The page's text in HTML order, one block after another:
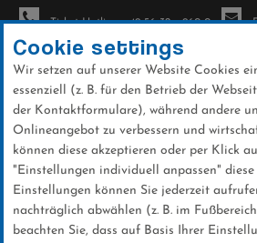
Direkt
zum
Inhalt
Ticket-Hotline: +49 56 32 - 960-0
Logos: Weltcup 2025
Cookie settings
Wir setzen auf unserer Website Cookies
essenziell (z. B. für den Betrieb der
der Kontaktformulare), während andere
Onlineangebot zu verbessern und
können diese akzeptieren oder per Klick
"Einstellungen individuell anpassen" diese
Einstellungen können Sie jederzeit
nachträglich abwählen (z. B. im
beachten Sie, dass auf Basis Ihrer